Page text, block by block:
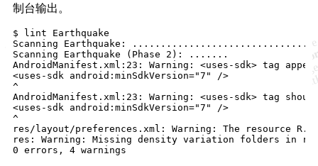
制台输出。
$ lint Earthquake
Scanning Earthquake:
Scanning Earthquake (Phase 2): .......
AndroidManifest.xml:23: Warning: <uses-sdk> tag
<uses-sdk android:minSdkVersion="7" />
^
AndroidManifest.xml:23: Warning: <uses-sdk> tag
<uses-sdk android:minSdkVersion="7" />
^
res/layout/preferences.xml: Warning: The resource
res: Warning: Missing density variation folders in